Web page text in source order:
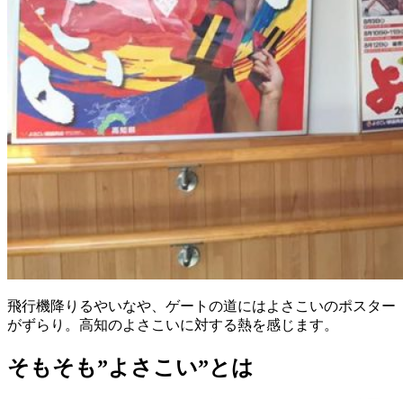
飛行機降りるやいなや、ゲートの道にはよさこいのポスター
がずらり。高知のよさこいに対する熱を感じます。
そもそも”よさこい”とは